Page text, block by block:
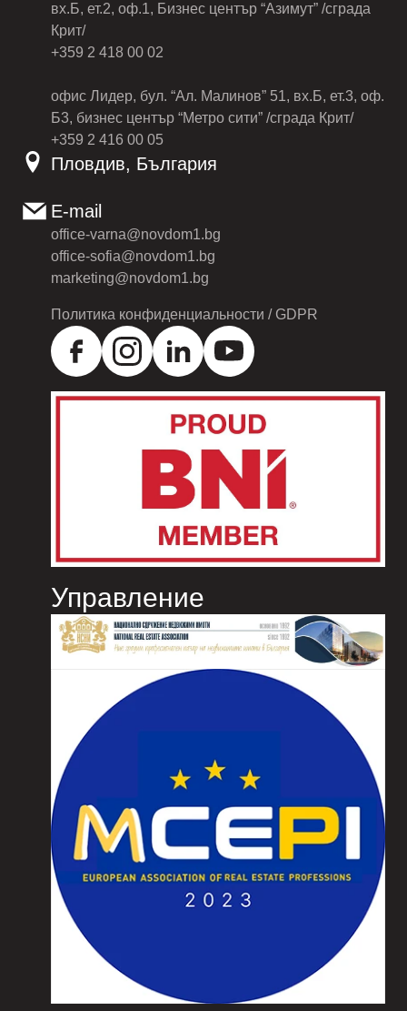
вх.Б, ет.2, оф.1, Бизнес център “Азимут” /сграда
Крит/
+359 2 418 00 02
офис Лидер, бул. “Ал. Малинов” 51, вх.Б, ет.3, оф.
Б3, бизнес център “Метро сити” /сграда Крит/
+359 2 416 00 05
Пловдив, България
E-mail
office-varna@novdom1.bg
office-sofia@novdom1.bg
marketing@novdom1.bg
Политика конфиденциальности / GDPR
Управление